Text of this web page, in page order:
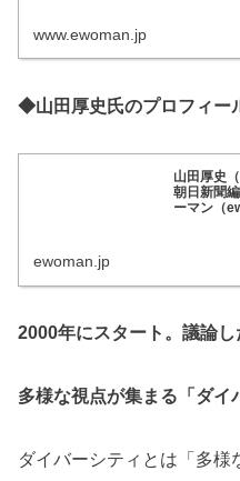
www.ewoman.jp
◆山田厚史氏のプロフィー
山田厚史
朝日新聞
ーマン（
ewoman.jp
2000年にスタート。議論
多様な視点が集まる「ダイ
ダイバーシティとは「多様